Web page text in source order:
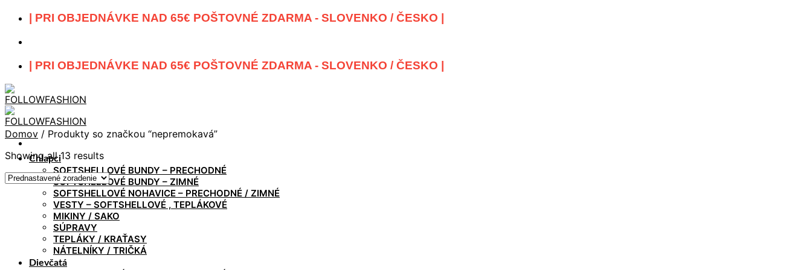
Skip
content
| PRI OBJEDNÁVKE NAD 65€ POŠTOVNÉ ZDARMA - SLOVENKO / ČESKO |
| PRI OBJEDNÁVKE NAD 65€ POŠTOVNÉ ZDARMA - SLOVENKO / ČESKO |
Chlapci
SOFTSHELLOVÉ BUNDY – PRECHODNÉ
SOFTSHELLOVÉ BUNDY – ZIMNÉ
SOFTSHELLOVÉ NOHAVICE – PRECHODNÉ / ZIMNÉ
VESTY – SOFTSHELLOVÉ , TEPLÁKOVÉ
MIKINY / SAKO
SÚPRAVY
TEPLÁKY / KRAŤASY
NÁTELNÍKY / TRIČKÁ
Dievčatá
Domov / Produkty so značkou “nepremokavá”
Showing all 13 results